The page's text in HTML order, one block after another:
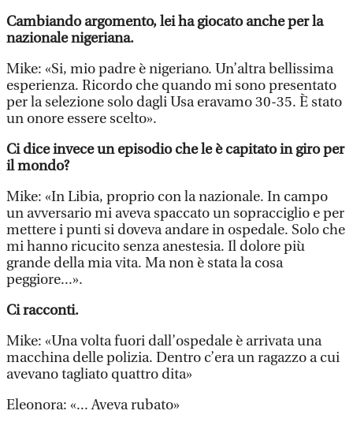
Cambiando argomento, lei ha giocato anche per la
nazionale nigeriana.
Mike: «Si, mio padre è nigeriano. Un’altra bellissima
esperienza. Ricordo che quando mi sono presentato
per la selezione solo dagli Usa eravamo 30-35. È stato
un onore essere scelto».
Ci dice invece un episodio che le è capitato in giro per
il mondo?
Mike: «In Libia, proprio con la nazionale. In campo
un avversario mi aveva spaccato un sopracciglio e per
mettere i punti si doveva andare in ospedale. Solo che
mi hanno ricucito senza anestesia. Il dolore più
grande della mia vita. Ma non è stata la cosa
peggiore...».
Ci racconti.
Mike: «Una volta fuori dall’ospedale è arrivata una
macchina delle polizia. Dentro c’era un ragazzo a cui
avevano tagliato quattro dita»
Eleonora: «... Aveva rubato»